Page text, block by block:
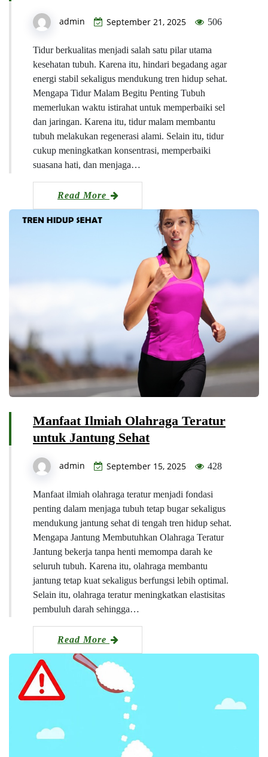
admin September 21, 2025 506
Tidur berkualitas menjadi salah satu pilar utama
kesehatan tubuh. Karena itu, hindari begadang agar
energi stabil sekaligus mendukung tren hidup sehat.
Mengapa Tidur Malam Begitu Penting Tubuh
memerlukan waktu istirahat untuk memperbaiki sel
dan jaringan. Karena itu, tidur malam membantu
tubuh melakukan regenerasi alami. Selain itu, tidur
cukup meningkatkan konsentrasi, memperbaiki
suasana hati, dan menjaga…
Read More
Manfaat Ilmiah Olahraga Teratur
untuk Jantung Sehat
admin September 15, 2025 428
Manfaat ilmiah olahraga teratur menjadi fondasi
penting dalam menjaga tubuh tetap bugar sekaligus
mendukung jantung sehat di tengah tren hidup sehat.
Mengapa Jantung Membutuhkan Olahraga Teratur
Jantung bekerja tanpa henti memompa darah ke
seluruh tubuh. Karena itu, olahraga membantu
jantung tetap kuat sekaligus berfungsi lebih optimal.
Selain itu, olahraga teratur meningkatkan elastisitas
pembuluh darah sehingga…
Read More